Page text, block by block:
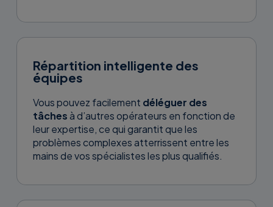
Répartition intelligente des
équipes
Vous pouvez facilement déléguer des
tâchesà d’autres opérateurs en fonction de
leur expertise, ce qui garantit que les
problèmes complexes atterrissent entre les
mains de vos spécialistes les plus qualifiés.